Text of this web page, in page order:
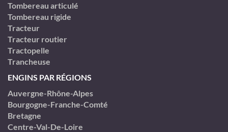
Tombereau articulé
Tombereau rigide
Tracteur
Tracteur routier
Tractopelle
Trancheuse
ENGINS PAR RÉGIONS
Auvergne-Rhône-Alpes
Bourgogne-Franche-Comté
Bretagne
Centre-Val-De-Loire